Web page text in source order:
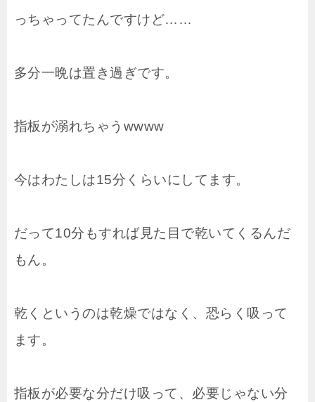
っちゃってたんですけど……
多分一晩は置き過ぎです。
指板が溺れちゃうwwww
今はわたしは15分くらいにしてます。
だって10分もすれば見た目で乾いてくるんだ
もん。
乾くというのは乾燥ではなく、恐らく吸って
ます。
指板が必要な分だけ吸って、必要じゃない分